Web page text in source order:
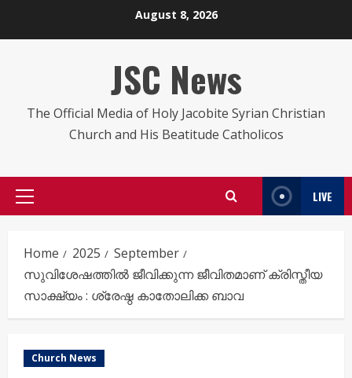
August 8, 2026
JSC News
The Official Media of Holy Jacobite Syrian Christian
Church and His Beatitude Catholicos
Primary
LIVE
Home 2025
September
സുവിശേഷത്തിൽ ജീവിക്കുന്ന ജീവിതമാണ് ക്രിസ്തീയ
സാക്ഷ്യം : ശ്രേഷ്ഠ കാതോലിക്ക ബാവ
Church News